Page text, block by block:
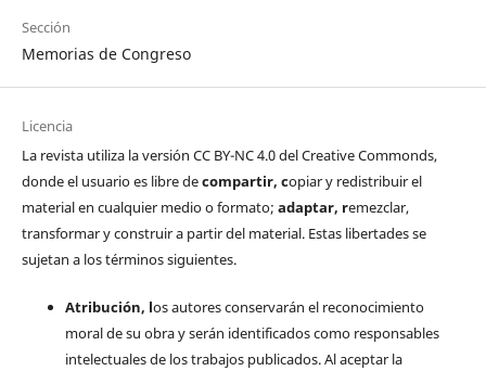
Sección
Memorias de Congreso
Licencia
La revista utiliza la versión CC BY-NC 4.0 del Creative Commonds,
donde el usuario es libre decompartir, copiar y redistribuir el
material en cualquier medio o formato; adaptar, remezclar,
transformar y construir a partir del material. Estas libertades se
sujetan a los términos siguientes.
Atribución, los autores conservarán el reconocimiento
moral de su obra y serán identificados como responsables
intelectuales de los trabajos publicados. Al aceptar la